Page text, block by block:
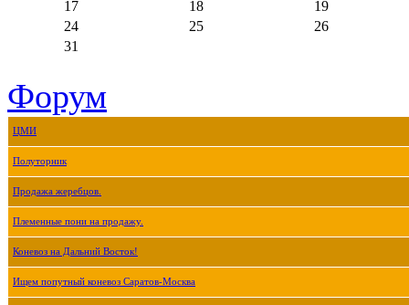
17
18
19
24
25
26
31
Форум
ЦМИ
Полуторник
Продажа жеребцов.
Племенные пони на продажу.
Коневоз на Дальний Восток!
Ищем попутный коневоз Саратов-Москва